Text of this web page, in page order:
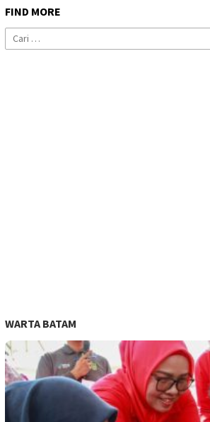
FIND MORE
Cari
untuk:
WARTA BATAM